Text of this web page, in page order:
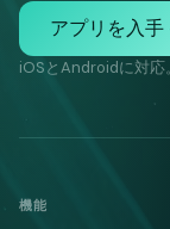
アプリを入
iOSとAndroidに対応
機能